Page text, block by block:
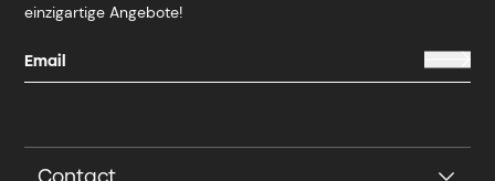
einzigartige Angebote!